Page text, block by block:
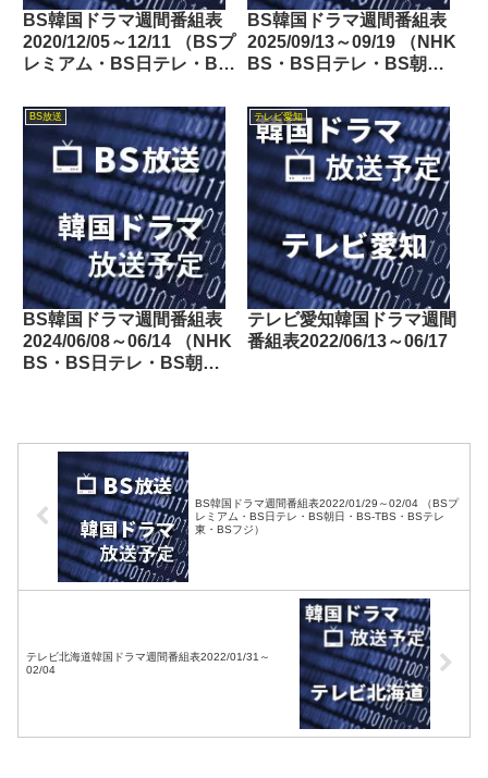
BS韓国ドラマ週間番組表
2020/12/05～12/11 （BSプ
レミアム・BS日テレ・BS
東・BSフジ）
BS韓国ドラマ週間番組表
2025/09/13～09/19 （NHK
BS・BS日テレ・BS朝
東・BSフジ）
BS放送
BS韓国ドラマ週間番組表
2024/06/08～06/14 （NHK
BS・BS日テレ・BS朝
テレビ愛知
テレビ愛知韓国ドラマ週間
番組表2022/06/13～06/17
BS韓国ドラマ週間番組表2022/01/29～02/04 （BSプ
レミアム・BS日テレ・BS朝日・BS-TBS・BSテレ
東・BSフジ）
テレビ北海道韓国ドラマ週間番組表2022/01/31～
02/04